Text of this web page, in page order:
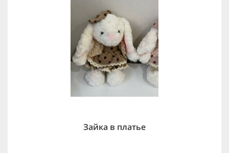
Зайка в платье